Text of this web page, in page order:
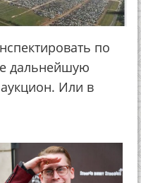
по
дальнейшую
Или в